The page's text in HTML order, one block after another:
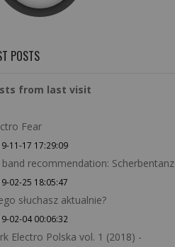
POSTS
from last visit
Fear
11-17 17:29:09
band recommendation: Scherbentanz
02-25 18:05:47
słuchasz aktualnie?
02-04 00:06:32
Electro Polska vol. 1 (2018) -